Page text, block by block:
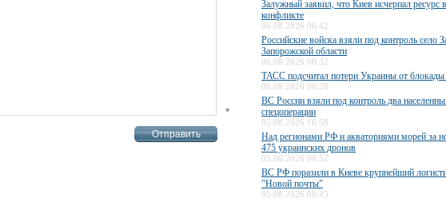
*
Залужный заявил, что Киев исчерпал ресурс
конфликте
06.08.2026 06:42
Российские войска взяли под контроль село
Запорожской области
06.08.2026 06:32
ТАСС подсчитал потери Украины от блокады
06.08.2026 06:28
ВС России взяли под контроль два
спецоперации
05.08.2026 16:58
Над регионами РФ и акваториями морей за
475 украинских дронов
05.08.2026 08:52
ВС РФ поразили в Киеве крупнейший
"Новой почты"
05.08.2026 08:45